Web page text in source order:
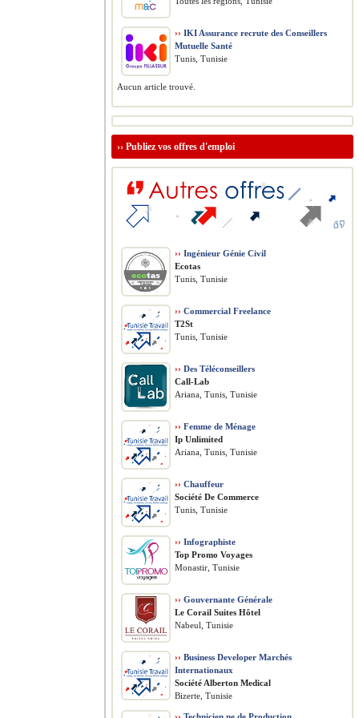
›› IKI Assurance recrute des Conseillers
Mutuelle Santé
Tunis, Tunisie
Aucun article trouvé.
›› Publiez vos offres d'emploi
›› Ingénieur Génie Civil
Ecotas
Tunis, Tunisie
›› Commercial Freelance
T2St
Tunis, Tunisie
›› Des Téléconseillers
Call-Lab
Ariana, Tunis, Tunisie
›› Femme de Ménage
Ip Unlimited
Ariana, Tunis, Tunisie
›› Chauffeur
Société De Commerce
Tunis, Tunisie
›› Infographiste
Top Promo Voyages
Monastir, Tunisie
›› Gouvernante Générale
Le Corail Suites Hôtel
Nabeul, Tunisie
›› Business Developer Marchés
Internationaux
Société Alberton Medical
Bizerte, Tunisie